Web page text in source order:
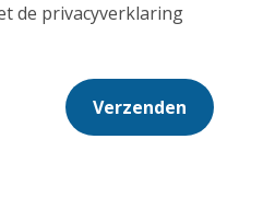
de privacyverklaring
Verzenden